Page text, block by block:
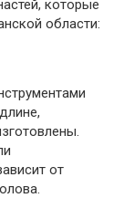
которые
области:
от